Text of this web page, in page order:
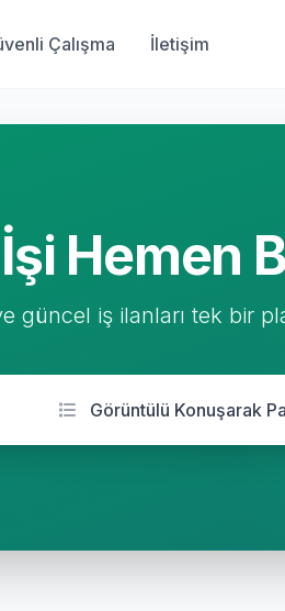
Çalışma İletişim
Hemen
güncel iş ilanları tek bir